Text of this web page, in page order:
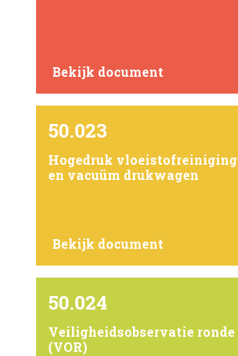
Bekijk document
50.023
Hogedruk vloeistofreiniging
en vacuüm drukwagen
Bekijk document
50.024
Veiligheidsobservatie ronde
(VOR)